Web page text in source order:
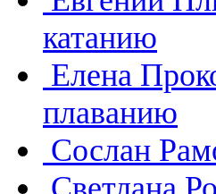
катанию
Елена
плаванию
Сослан